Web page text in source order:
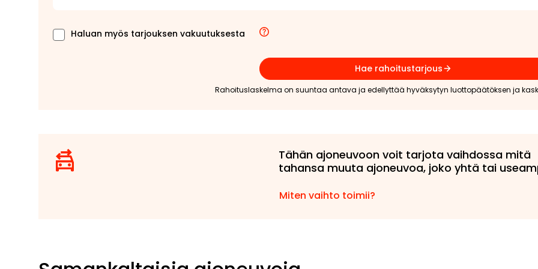
Haluan myös tarjouksen vakuutuksesta
Hae rahoitustarjous
Rahoituslaskelma on suuntaa antava ja edellyttää hyväksytyn luottopäätöksen ja
Tähän ajoneuvoon voit tarjota vaihdossa mitä
tahansa muuta ajoneuvoa, joko yhtä tai
Miten vaihto toimii?